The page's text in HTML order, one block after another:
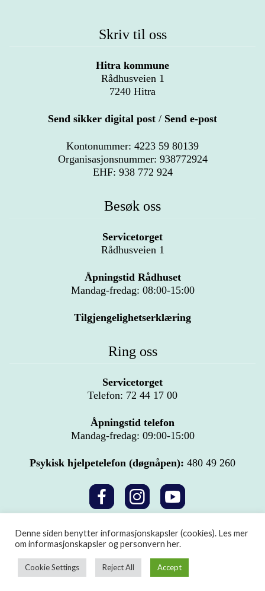
Skriv til oss
Hitra kommune
Rådhusveien 1
7240 Hitra
Send sikker digital post / Send e-post
Kontonummer: 4223 59 80139
Organisasjonsnummer: 938772924
EHF: 938 772 924
Besøk oss
Servicetorget
Rådhusveien 1
Åpningstid Rådhuset
Mandag-fredag: 08:00-15:00
Tilgjengelighetserklæring
Ring oss
Servicetorget
Telefon: 72 44 17 00
Åpningstid telefon
Mandag-fredag: 09:00-15:00
Psykisk hjelpetelefon (døgnåpen): 480 49 260
Copyright © 2026 Nettstedet eies av Hitra kommune.Personvern og
innsyn
Denne siden benytter informasjonskapsler (cookies). Les mer
om informasjonskapsler og personvern her.
Cookie Settings Reject All Accept
Lagre nettstedet til startskjermen